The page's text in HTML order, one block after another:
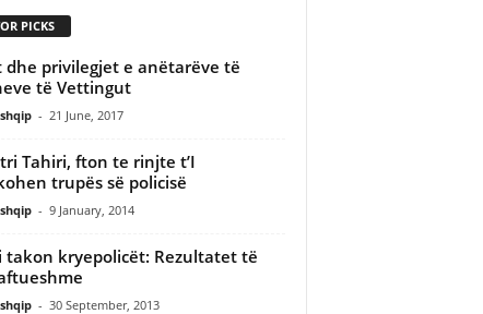
PICKS
dhe privilegjet e anëtarëve të
të Vettingut
- 21 June, 2017
Tahiri, fton te rinjte t’I
trupës së policisë
- 9 January, 2014
takon kryepolicët: Rezultatet të
- 30 September, 2013